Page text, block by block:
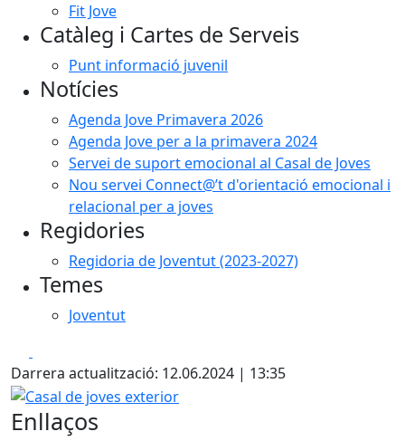
Fit Jove
Catàleg i Cartes de Serveis
Punt informació juvenil
Notícies
Agenda Jove Primavera 2026
Agenda Jove per a la primavera 2024
Servei de suport emocional al Casal de Joves
Nou servei Connect@’t d'orientació emocional i
relacional per a joves
Regidories
Regidoria de Joventut (2023-2027)
Temes
Joventut
Darrera actualització: 12.06.2024 | 13:35
Casal de joves exterior
Enllaços